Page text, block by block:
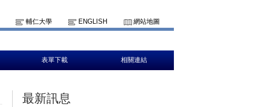
輔仁大學 ENGLISH 網站地圖
表單下載 相關連結
最新訊息